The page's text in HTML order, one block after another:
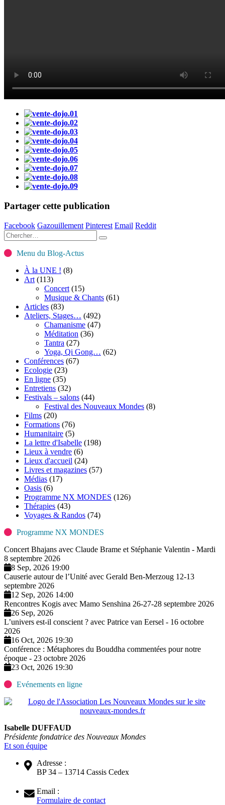
Partager cette publication
Facebook Gazouillement Pinterest Email Reddit
Menu du Blog-Actus
À la UNE ! (8)
Art (113)
Concert (15)
Musique & Chants (61)
Articles (83)
Ateliers, Stages… (492)
Chamanisme (47)
Méditation (36)
Tantra (27)
Yoga, Qi Gong… (62)
Conférences (67)
Ecologie (23)
En ligne (35)
Entretiens (32)
Festivals – salons (44)
Festival des Nouveaux Mondes (8)
Films (20)
Formations (76)
Humanitaire (5)
La lettre d'Isabelle (198)
Lieux à vendre (6)
Lieux d'accueil (24)
Livres et magazines (57)
Médias (17)
Oasis (6)
Programme NX MONDES (126)
Thérapies (43)
Voyages & Randos (74)
Programme NX MONDES
Concert Bhajans avec Claude Brame et Stéphanie Valentin - Mardi
8 septembre 2026
8 Sep, 2026 19:00
Causerie autour de l’Unité avec Gerald Ben-Merzoug 12-13
septembre 2026
12 Sep, 2026 14:00
Rencontres Kogis avec Mamo Senshina 26-27-28 septembre 2026
26 Sep, 2026
L’univers est-il conscient ? avec Patrice van Eersel - 16 octobre
2026
16 Oct, 2026 19:30
Conférence : Métaphores du Bouddha commentées pour notre
époque - 23 octobre 2026
23 Oct, 2026 19:30
Evénements en ligne
Isabelle DUFFAUD
Présidente fondatrice des Nouveaux Mondes
Et son équipe
Adresse :
BP 34 – 13714 Cassis Cedex
Email :
Formulaire de contact